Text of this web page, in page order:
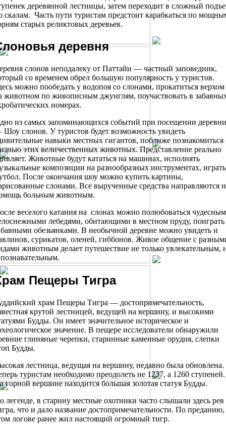
деревянной лестницы, затем переходит в сложный
скалам. Часть пути туристам предстоит карабкаться по
старых реликтовых деревьев.
деревня
слонов неподалеку от Паттайи — частный заповедник,
со временем обрел большую популярность у туристов.
можно пообедать у водопоя со слонами, прокатиться верхом
животном по живописным джунглям, поучаствовать в
номерах.
из самых запоминающихся событий при посещении деревни
слонов. У туристов будет возможность увидеть
навыки местных гигантов, поближе познакомиться
этих величественных животных. Представление реально
Животные будут кататься на машинах, исполнять
композиции на разнообразных инструментах,
После окончания шоу можно купить картины,
слонами. Все вырученные средства направляются
больным животным.
веселого катания на слонах можно полюбоваться
лебедями, обитающими в местном пруду, поиграть
обезьянками. В необычной деревне можно увидеть и
сурикатов, оленей, гиббонов. Живое общение с
животным делает путешествие не только увлекательным,
Пещеры Тигра
храм Пещеры Тигра — достопримечательность,
крутой лестницей, ведущей на вершину, и высокими
Будды. Он имеет значительное историческое и
значение. В пещере исследователи обнаружили
глиняные черепки, старинные каменные орудия, слепки
Будды.
лестница, ведущая на вершину, недавно была обновлена.
туристам необходимо преодолеть не 1237, а 1260 ступеней.
горной вершине находится большая золотая статуя Будды.
легенде, в старину местные охотники часто слышали здесь рев
что и дало название достопримечательности. По преданию,
логове ранее жил настоящий огромный тигр.